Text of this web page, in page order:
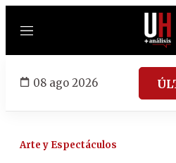
Menú
08 ago 2026
Arte y Espectáculos